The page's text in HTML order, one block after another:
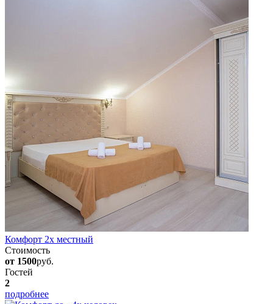
Комфорт 2х местный
Стоимость
от 1500руб.
Гостей
2
подробнее